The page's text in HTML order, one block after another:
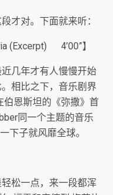
才对。下面就来听：
(Excerpt) 4’00”】
几年才有人慢慢开始
相比之下，音乐剧界
伯恩斯坦的《弥撒》首
同一个主题的音乐
下子就风靡全球。
松一点，来一段都浑